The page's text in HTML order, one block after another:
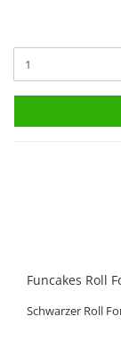
Funcakes Roll
Schwarzer Roll